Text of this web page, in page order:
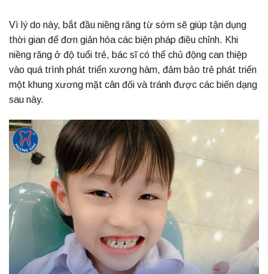
Vì lý do này, bắt đầu niềng răng từ sớm sẽ giúp tận dụng
thời gian để đơn giản hóa các biện pháp điều chỉnh. Khi
niềng răng ở độ tuổi trẻ, bác sĩ có thể chủ động can thiệp
vào quá trình phát triển xương hàm, đảm bảo trẻ phát triển
một khung xương mặt cân đối và tránh được các biến dạng
sau này.